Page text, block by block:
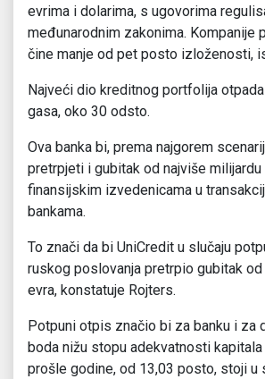
evrima i dolarima, s ugovorima
međunarodnim zakonima. Kompanije
čine manje od pet posto izloženosti,
Najveći dio kreditnog portfolija
gasa, oko 30 odsto.
Ova banka bi, prema najgorem
pretrpjeti i gubitak od najviše milijardu
finansijskim izvedenicama u
bankama.
To znači da bi UniCredit u slučaju
ruskog poslovanja pretrpio gubitak
evra, konstatuje Rojters.
Potpuni otpis značio bi za banku i za
boda nižu stopu adekvatnosti kapitala
prošle godine, od 13,03 posto, stoji u